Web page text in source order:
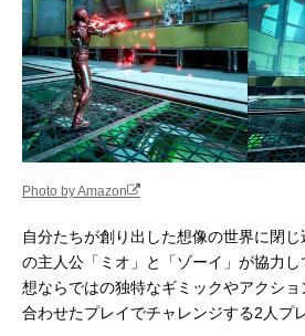
Photo by Amazon
自分たちが創り出した想像の世界に閉
の主人公「ミオ」と「ゾーイ」が協力
想ならではの独特なギミックやアクシ
合わせたプレイでチャレンジする2人プ